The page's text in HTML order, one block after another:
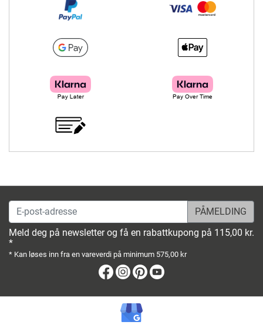
E-post-adresse
Meld deg på newsletter og få en rabattkupong på 115,00 kr.
*
* Kan løses inn fra en vareverdi på minimum 575,00 kr
Facebook
Instagram
Pinterest